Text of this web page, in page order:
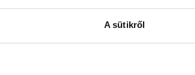
A sütikről
Jelenleg stabil
erőmű munkatársai
még termelő turbina
közölte a